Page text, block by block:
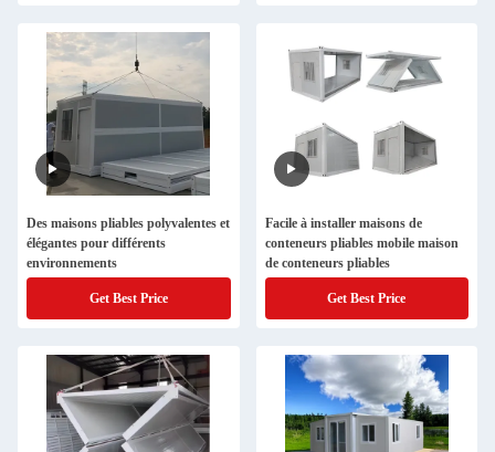
Des maisons pliables polyvalentes et
élégantes pour différents
environnements
Get Best Price
Facile à installer maisons de
conteneurs pliables mobile maison
de conteneurs pliables
Get Best Price